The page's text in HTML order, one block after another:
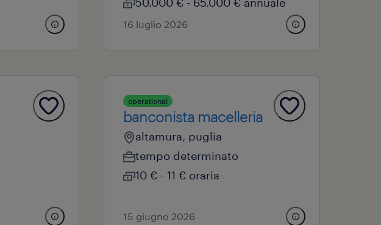
16 luglio 2026
operational
banconista macelleria
altamura, puglia
tempo determinato
10 € - 11 € oraria
15 giugno 2026